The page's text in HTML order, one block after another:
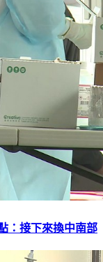
：接下來換中南部